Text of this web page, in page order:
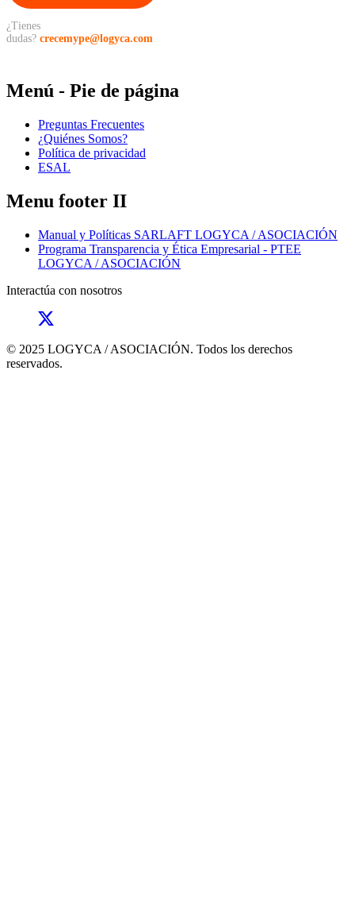
¿Tienes
dudas? crecemype@logyca.com
Menú - Pie de página
Preguntas Frecuentes
¿Quiénes Somos?
Política de privacidad
ESAL
Menu footer II
Manual y Políticas SARLAFT LOGYCA / ASOCIACIÓN
Programa Transparencia y Ética Empresarial - PTEE
LOGYCA / ASOCIACIÓN
Interactúa con nosotros
© 2025 LOGYCA / ASOCIACIÓN. Todos los derechos
reservados.